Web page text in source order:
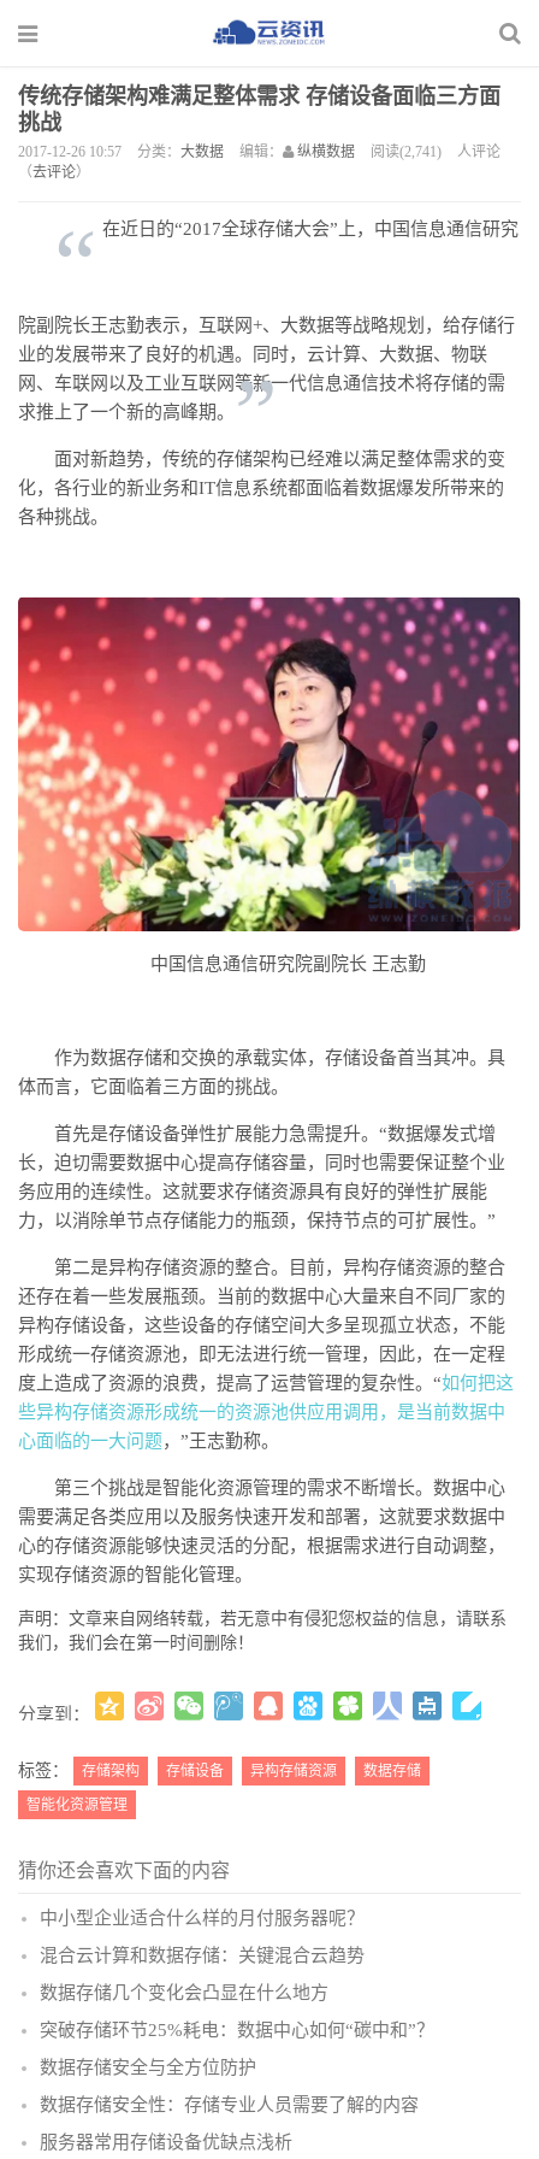
传统存储架构难满足整体需求 存储设备面临三方面
挑战
2017-12-26 10:57 分类： 大数据 编辑： 纵横数据 阅读(2,741)
人评论
（去评论）
“ 在近日的“2017全球存储大会”上，中国信息通信研究
院副院长王志勤表示，互联网+、大数据等战略规划，给存储行
业的发展带来了良好的机遇。同时，云计算、大数据、物联
网、车联网以及工业互联网等新一代信息通信技术将存储的需
求推上了一个新的高峰期。 ”
面对新趋势，传统的存储架构已经难以满足整体需求的变
化，各行业的新业务和IT信息系统都面临着数据爆发所带来的
各种挑战。
中国信息通信研究院副院长 王志勤
作为数据存储和交换的承载实体，存储设备首当其冲。具
体而言，它面临着三方面的挑战。
首先是存储设备弹性扩展能力急需提升。“数据爆发式增
长，迫切需要数据中心提高存储容量，同时也需要保证整个业
务应用的连续性。这就要求存储资源具有良好的弹性扩展能
力，以消除单节点存储能力的瓶颈，保持节点的可扩展性。”
第二是异构存储资源的整合。目前，异构存储资源的整合
还存在着一些发展瓶颈。当前的数据中心大量来自不同厂家的
异构存储设备，这些设备的存储空间大多呈现孤立状态，不能
形成统一存储资源池，即无法进行统一管理，因此，在一定程
度上造成了资源的浪费，提高了运营管理的复杂性。 “如何把这
些异构存储资源形成统一的资源池供应用调用，是当前数据中
心面临的一大问题，”王志勤称。
第三个挑战是智能化资源管理的需求不断增长。数据中心
需要满足各类应用以及服务快速开发和部署，这就要求数据中
心的存储资源能够快速灵活的分配，根据需求进行自动调整，
实现存储资源的智能化管理。
声明：文章来自网络转载，若无意中有侵犯您权益的信息，请联系
我们，我们会在第一时间删除！
分享到：
( )
标签： 存储架构 存储设备 异构存储资源
数据存储
智能化资源管理
猜你还会喜欢下面的内容
中小型企业适合什么样的月付服务器呢？
混合云计算和数据存储：关键混合云趋势
数据存储几个变化会凸显在什么地方
突破存储环节25%耗电：数据中心如何“碳中和”？
数据存储安全与全方位防护
数据存储安全性：存储专业人员需要了解的内容
服务器常用存储设备优缺点浅析